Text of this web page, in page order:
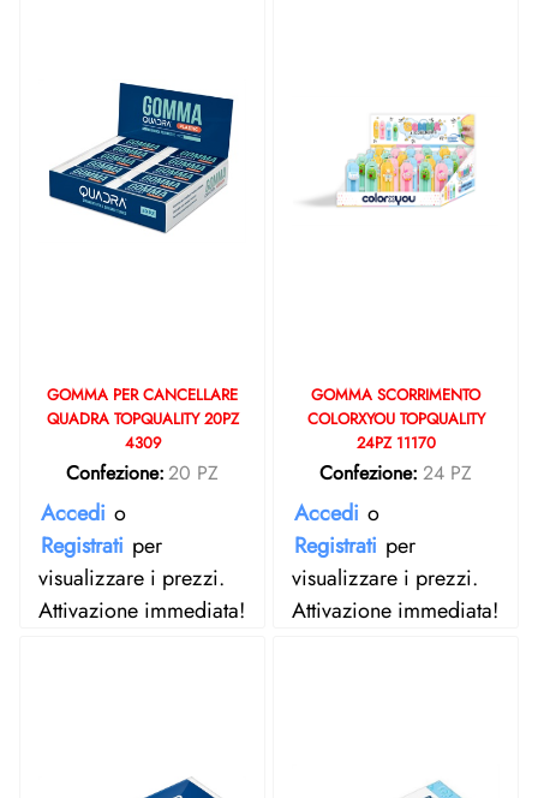
GOMMA PER CANCELLARE
QUADRA TOPQUALITY 20PZ
4309
Confezione:20 PZ
Accedi o
Registrati per
visualizzare i prezzi.
Attivazione immediata!
GOMMA SCORRIMENTO
COLORXYOU TOPQUALITY
24PZ 11170
Confezione: 24 PZ
Accedi o
Registrati per
visualizzare i prezzi.
Attivazione immediata!